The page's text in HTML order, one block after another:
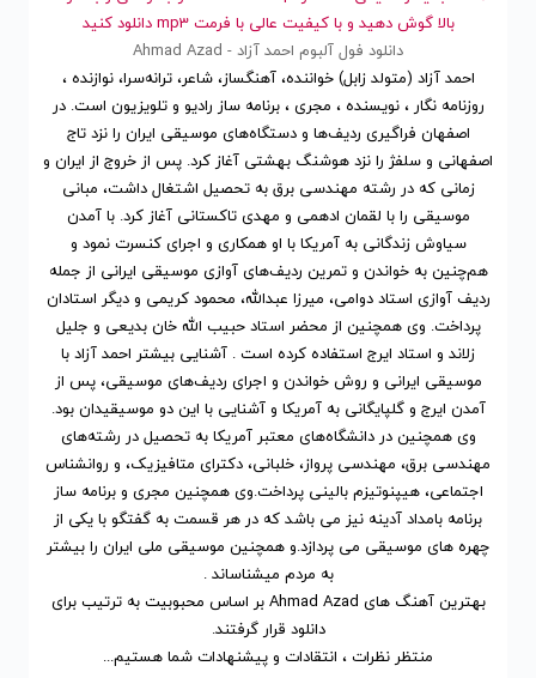
بالا گوش دهید و با کیفیت عالی با فرمت mp3 دانلود کنید
دانلود فول آلبوم احمد آزاد - Ahmad Azad
احمد آزاد (متولد زابل) خواننده، آهنگساز، شاعر، ترانه‌سرا، نوازنده ،
روزنامه نگار ، نویسنده ، مجری ، برنامه ساز رادیو و تلویزیون است. در
اصفهان فراگیری ردیف‌ها و دستگاه‌های موسیقی ایران را نزد تاج
اصفهانی و سلفژ را نزد هوشنگ بهشتی آغاز کرد. پس از خروج از ایران و
زمانی که در رشته مهندسی برق به تحصیل اشتغال داشت، مبانی
موسیقی را با لقمان ادهمی و مهدی تاکستانی آغاز کرد. با آمدن
سیاوش زندگانی به آمریکا با او همکاری و اجرای کنسرت نمود و
هم‌چنین به خواندن و تمرین ردیف‌های آوازی موسیقی ایرانی از جمله
ردیف آوازی استاد دوامی، میرزا عبدالله، محمود کریمی و دیگر استادان
پرداخت. وی همچنین از محضر استاد حبیب الله خان بدیعی و جلیل
زلاند و استاد ایرج استفاده کرده است . آشنایی بیشتر احمد آزاد با
موسیقی ایرانی و روش خواندن و اجرای ردیف‌های موسیقی، پس از
آمدن ایرج و گلپایگانی به آمریکا و آشنایی با این دو موسیقیدان بود.
وی همچنین در دانشگاه‌های معتبر آمریکا به تحصیل در رشته‌های
مهندسی برق، مهندسی پرواز، خلبانی، دکترای متافیزیک، و روانشناس
اجتماعی، هیپنوتیزم بالینی پرداخت.وی همچنین مجری و برنامه ساز
برنامه بامداد آدینه نیز می باشد که در هر قسمت به گفتگو با یکی از
چهره های موسیقی می پردازد.و همچنین موسیقی ملی ایران را بیشتر
به مردم میشناساند .
بهترین آهنگ های Ahmad Azad
بر اساس محبوبیتبه ترتیب برای
دانلود قرار گرفتند.
منتظر نظرات ، انتقادات و پیشنهادات شما هستیم...